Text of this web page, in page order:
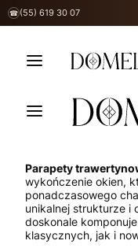
☎ (55) 619 30 07
Parapety
wykończenie okien,
ponadczasowego
unikalnej strukturze i
doskonale
klasycznych, jak i